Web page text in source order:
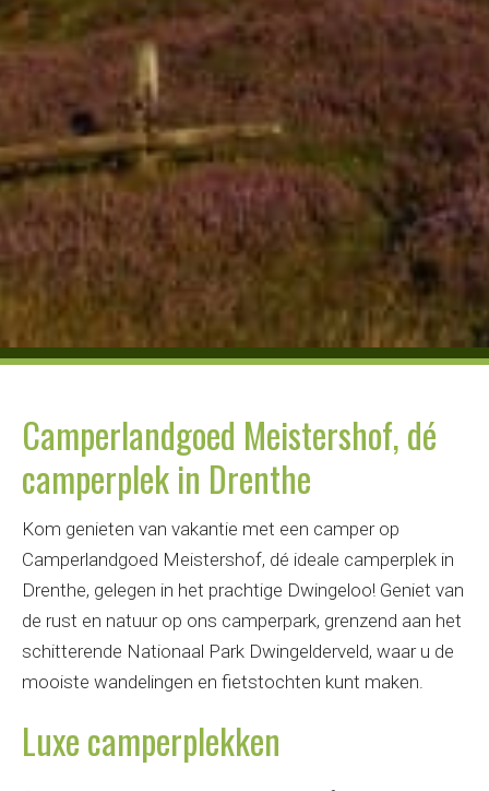
Camperlandgoed Meistershof, dé
camperplek in Drenthe
Kom genieten van vakantie met een camper op
Camperlandgoed Meistershof, dé ideale camperplek in
Drenthe, gelegen in het prachtige Dwingeloo! Geniet van
de rust en natuur op ons camperpark, grenzend aan het
schitterende Nationaal Park Dwingelderveld, waar u de
mooiste wandelingen en fietstochten kunt maken.
Luxe camperplekken